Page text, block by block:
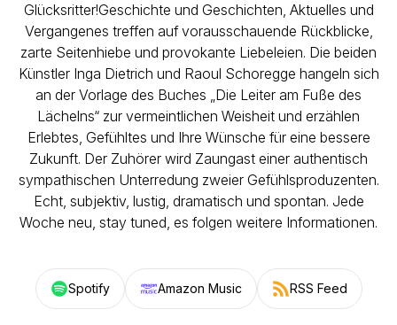
Glücksritter!Geschichte und Geschichten, Aktuelles und
Vergangenes treffen auf vorausschauende Rückblicke,
zarte Seitenhiebe und provokante Liebeleien. Die beiden
Künstler Inga Dietrich und Raoul Schoregge hangeln sich
an der Vorlage des Buches „Die Leiter am Fuße des
Lächelns“ zur vermeintlichen Weisheit und erzählen
Erlebtes, Gefühltes und Ihre Wünsche für eine bessere
Zukunft. Der Zuhörer wird Zaungast einer authentisch
sympathischen Unterredung zweier Gefühlsproduzenten.
Echt, subjektiv, lustig, dramatisch und spontan. Jede
Woche neu, stay tuned, es folgen weitere Informationen.
Spotify Amazon Music RSS Feed